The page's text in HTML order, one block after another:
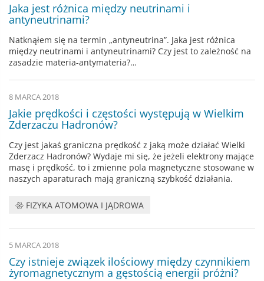
Jaka jest różnica między neutrinami i
antyneutrinami?
Natknąłem się na termin „antyneutrina”. Jaka jest różnica
między neutrinami i antyneutrinami? Czy jest to zależność na
zasadzie materia-antymateria?…
8 MARCA 2018
Jakie prędkości i częstości występują w Wielkim
Zderzaczu Hadronów?
Czy jest jakaś graniczna prędkość z jaką może działać Wielki
Zderzacz Hadronów? Wydaje mi się, że jeżeli elektrony mające
masę i prędkość, to i zmienne pola magnetyczne stosowane w
naszych aparaturach mają graniczną szybkość działania.
FIZYKA ATOMOWA I JĄDROWA
5 MARCA 2018
Czy istnieje związek ilościowy między czynnikiem
żyromagnetycznym a gęstością energii próżni?